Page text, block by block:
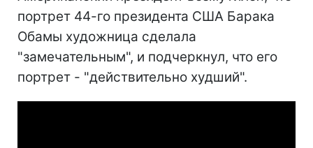
портрет 44-го президента США Барака
Обамы художница сделала
"замечательным", и подчеркнул, что его
портрет - "действительно худший".